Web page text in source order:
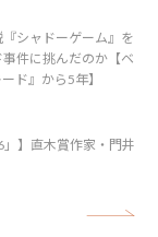
シャドーゲーム』を
件に挑んだのか【ベ
ド』から5年】
」】直木賞作家・門井